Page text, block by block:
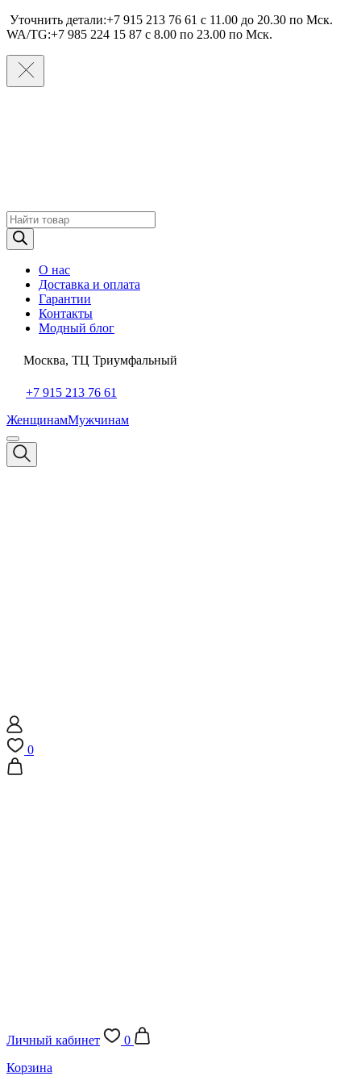
Уточнить детали:+7 915 213 76 61 c 11.00 до 20.30 по Мcк.
WA/TG:+7 985 224 15 87 c 8.00 по 23.00 по Мcк.
Поиск
товаров
О нас
Доставка и оплата
Гарантии
Контакты
Модный блог
Москва, ТЦ Триумфальный
+7 915 213 76 61
ЖенщинамМужчинам
0
Личный кабинет
0
Корзина